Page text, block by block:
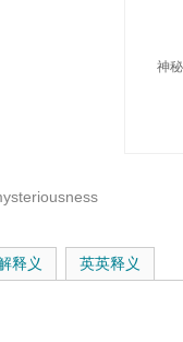
神
么意思，词典释义与在
释义 英英释义